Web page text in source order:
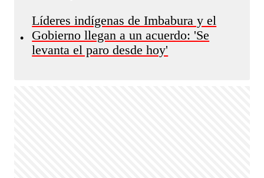
•
Líderes indígenas de Imbabura y el
Gobierno llegan a un acuerdo: 'Se
levanta el paro desde hoy'